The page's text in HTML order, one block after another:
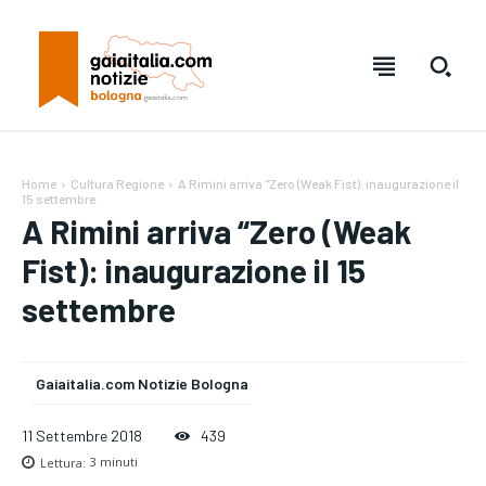
Testo: A- Reset A+
Testo: A- Reset A+
Home Cultura Regione
A Rimini arriva "Zero (Weak Fist): inaugurazione il
15 settembre
A Rimini arriva “Zero (Weak
Fist): inaugurazione il 15
settembre
Gaiaitalia.com Notizie Bologna
11 Settembre 2018 439
Lettura: 3 minuti